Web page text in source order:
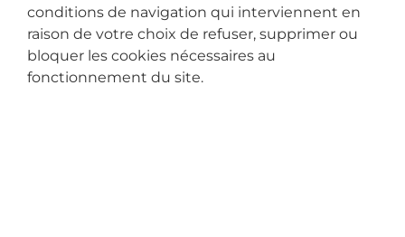
conditions de navigation qui interviennent en
raison de votre choix de refuser, supprimer ou
bloquer les cookies nécessaires au
fonctionnement du site.